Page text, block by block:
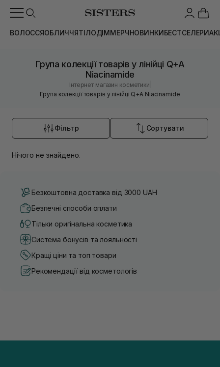
ВОЛОССЯОБЛИЧЧЯТІЛОДІММЕРЧНОВИНКИБЕСТСЕЛЕРИ
Група колекції товарів у лінійці Q+A
Niacinamide
Інтернет магазин косметики
Група колекції товарів у лінійці Q+A Niacinamide
Фільтр Сортувати
Нічого не знайдено.
Безкоштовна доставка від 3000 UAH
Безпечні способи оплати
Тільки оригінальна косметика
Система бонусів та лояльності
Кращі ціни та топ товари
Рекомендації від косметологів